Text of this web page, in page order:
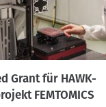
Grant für HAWK-
FEMTOMICS